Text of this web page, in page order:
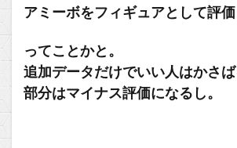
アミーボをフィギュアとして
ってことかと。
追加データだけでいい人はかさ
部分はマイナス評価になるし。